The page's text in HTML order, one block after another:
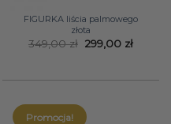
FIGURKA liścia palmowego
złota
349,00zł Pierwotna
cena
299,00 zł
Promocja!